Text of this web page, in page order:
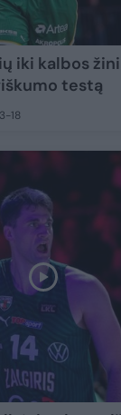
iki kalbos
testą
18